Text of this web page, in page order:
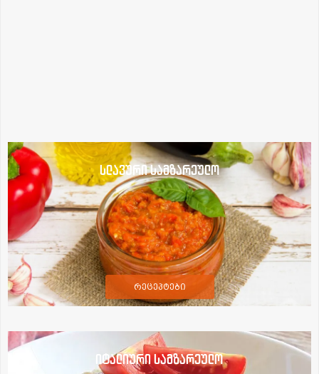
სლავური სამზარეულო
რეცეპტები
იტალიური სამზარეულო